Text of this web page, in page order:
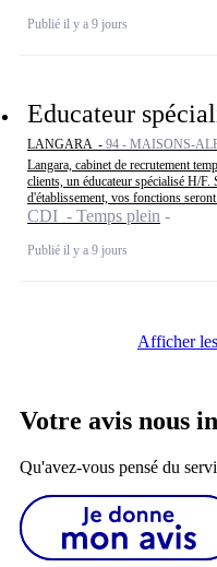
Publié il y a 9 jours
Educateur
LANGARA - 94 - MAISONS-
Langara, cabinet de recrutement
clients, un éducateur spécialisé H/
d'établissement, vos fonctions seront
CDI - Temps plein
Publié il y a 9 jours
Afficher
Votre avis nous
Qu'avez-vous pensé du